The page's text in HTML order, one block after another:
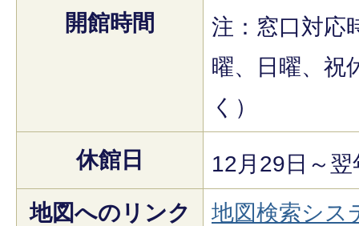
開館時間
注：窓口対応
曜、日曜、祝
く）
休館日
12月29日～
地図へのリンク
地図検索シス